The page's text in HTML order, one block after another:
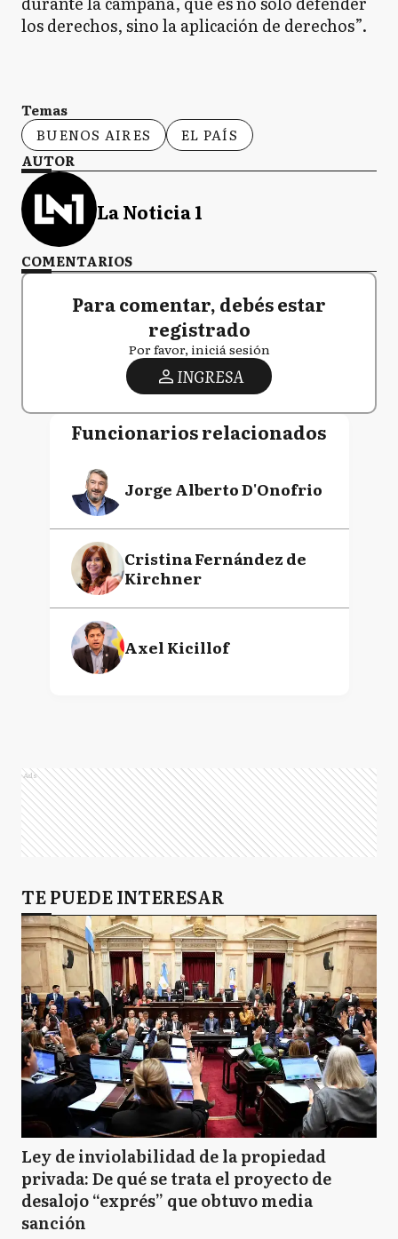
los derechos, sino la aplicación de derechos”.
Temas
BUENOS AIRES
EL PAÍS
AUTOR
La Noticia 1
COMENTARIOS
Para comentar, debés estar
registrado
Por favor, iniciá sesión
INGRESA
Funcionarios relacionados
Jorge Alberto D'Onofrio
Cristina Fernández de
Kirchner
Axel Kicillof
Ads
TE PUEDE INTERESAR
Ley de inviolabilidad de la propiedad
privada: De qué se trata el proyecto de
desalojo “exprés” que obtuvo media
sanción